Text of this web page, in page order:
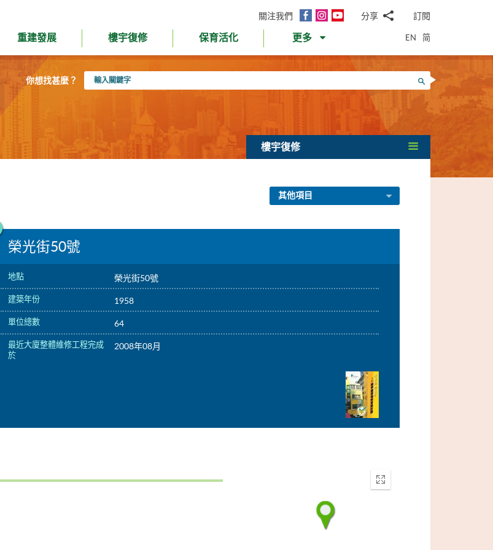
關注我們
面
InstagramYouTube分享
郵WhatsApp
微
信
面
書Twitter
LinkedIn
微
訂閱
重建發展 樓宇復修 保育活化 更多 EN 简
你想找甚麼？
入
搜尋
樓宇復修
其他項目
榮光街50號
地點 榮光街50號
建築年份 1958
單位總數 64
最近大廈整體維修工程完成
於
2008年08月
Enter
fullscreen